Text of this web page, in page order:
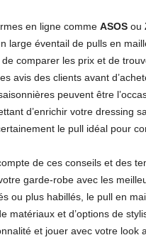
en ligne comme ASOSou
large éventail de pulls en
comparer les prix et de
avis des clients avant
peuvent être
d’enrichir votre dressing
le pull idéal pour
de ces conseils et des
garde-robe avec les
ou plus habillés, le pull en
matériaux et d’options de
et jouer avec votre look